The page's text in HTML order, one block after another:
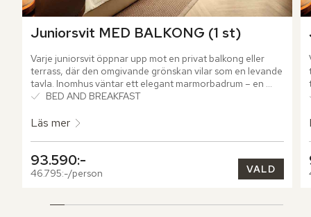
Juniorsvit MED BALKONG (1 st)
Varje juniorsvit öppnar upp mot en privat balkong eller
terrass, där den omgivande grönskan vilar som en levande
tavla. Inomhus väntar ett elegant marmorbadrum – en
plats där både kropp och sinne får ny energi.
BED AND BREAKFAST
Läs mer
93.590:-
46.795:-/person VALD